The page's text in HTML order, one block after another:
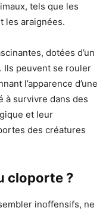
tels que les
les araignées.
dotées d’un
Ils peuvent se rouler
l’apparence d’une
à survivre dans des
et leur
des créatures
cloporte ?
inoffensifs, ne